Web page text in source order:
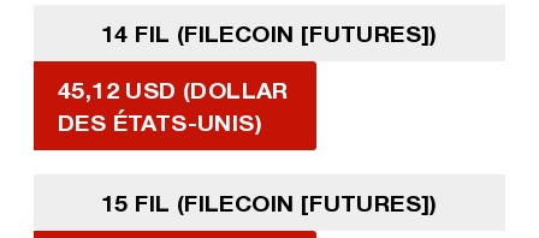
14 FIL (FILECOIN [FUTURES])
45,12 USD (DOLLAR
DES ÉTATS-UNIS)
15 FIL (FILECOIN [FUTURES])